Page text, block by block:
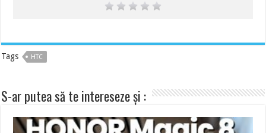
Tags HTC
S-ar putea să te intereseze și :